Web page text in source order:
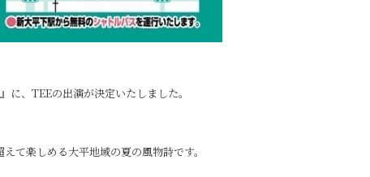
、TEEの出演が決定いたしました。
て楽しめる大平地域の夏の風物詩です。